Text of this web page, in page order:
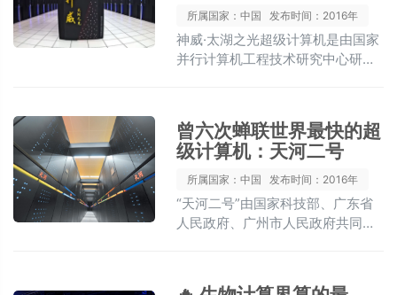
加速器以及 Slingshot-11 互连。
所属国家：中国 发布时间：2016年
神威·太湖之光超级计算机是由国家
并行计算机工程技术研究中心研
曾六次蝉联世界最快的超
级计算机：天河二号
所属国家：中国 发布时间：2016年
“天河二号”由国家科技部、广东省
人民政府、广州市人民政府共同出